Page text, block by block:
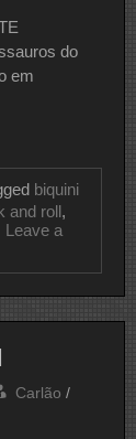
do
em
biquini
and roll,
Leave a
Carlão /